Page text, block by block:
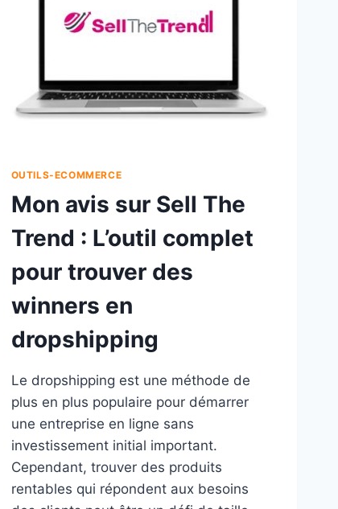
OUTILS-ECOMMERCE
Mon avis sur Sell The
Trend : L’outil complet
pour trouver des
winners en
dropshipping
Le dropshipping est une méthode de
plus en plus populaire pour démarrer
une entreprise en ligne sans
investissement initial important.
Cependant, trouver des produits
rentables qui répondent aux besoins